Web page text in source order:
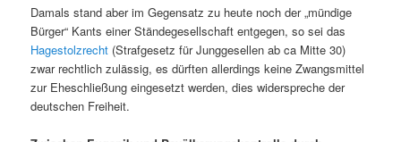
Damals stand aber im Gegensatz zu heute noch der „mündige
Bürger“ Kants einer Ständegesellschaft entgegen, so sei das
Hagestolzrecht (Strafgesetz für Junggesellen ab ca Mitte 30)
zwar rechtlich zulässig, es dürften allerdings keine Zwangsmittel
zur Eheschließung eingesetzt werden, dies widerspreche der
deutschen Freiheit.